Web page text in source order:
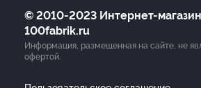
© 2010-2023 Интернет-
100fabrik.ru
Информация, размещенная на сайте, не
офертой.